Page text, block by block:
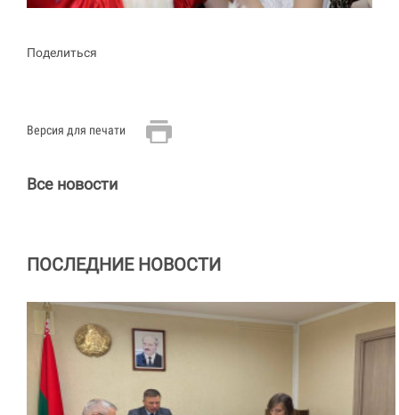
Поделиться
Версия для печати
Все новости
ПОСЛЕДНИЕ НОВОСТИ